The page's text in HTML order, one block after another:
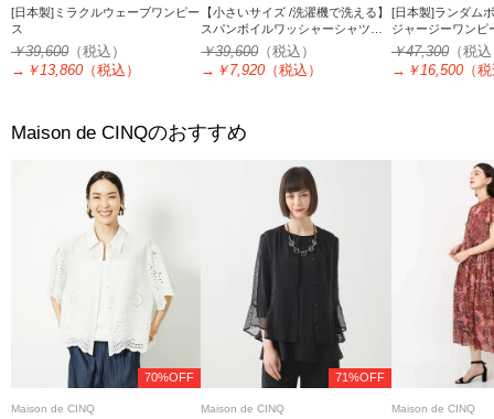
[日本製]ミラクルウェーブワンピー
ス
￥39,600 （税込）
→ ￥13,860 （税込）
【小さいサイズ /洗濯機で洗える】
スパンボイルワッシャーシャツワ
ンピース
￥39,600（税込）
→ ￥7,920 （税込）
[日本製]ランダム
ジャージーワンピ
￥47,300（税
→ ￥16,500（
Maison de CINQのおすすめ
70%OFF
Maison de CINQ
71%OFF
Maison de CINQ Maison de CINQ